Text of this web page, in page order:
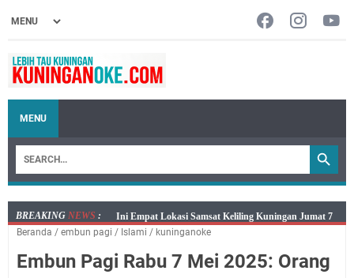
MENU
BREAKING NEWS :
Jumat 7 Agustus 2026 Mobil SIM Keliling Ada di
Kecamatan Sindangagung
Embun Pagi Jumat 8 Agustus 2026: Jika Keberkahan
Beranda / embun pagi / Islami / kuninganoke
Embun Pagi Rabu 7 Mei 2025: Orang